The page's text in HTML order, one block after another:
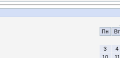
Пн
Вт
3
4